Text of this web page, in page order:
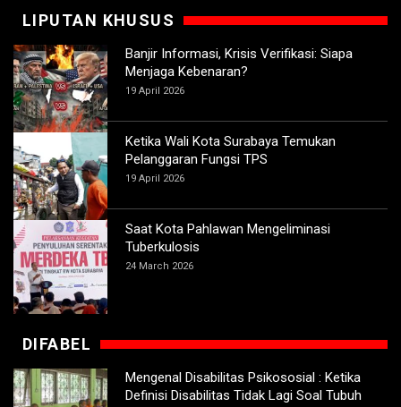
LIPUTAN KHUSUS
Banjir Informasi, Krisis Verifikasi: Siapa
Menjaga Kebenaran?
19 April 2026
Ketika Wali Kota Surabaya Temukan
Pelanggaran Fungsi TPS
19 April 2026
Saat Kota Pahlawan Mengeliminasi
Tuberkulosis
24 March 2026
DIFABEL
Mengenal Disabilitas Psikososial : Ketika
Definisi Disabilitas Tidak Lagi Soal Tubuh